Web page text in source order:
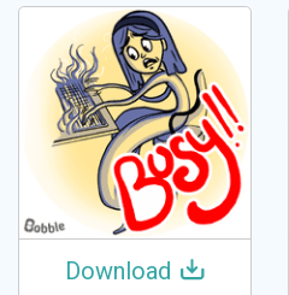
Download